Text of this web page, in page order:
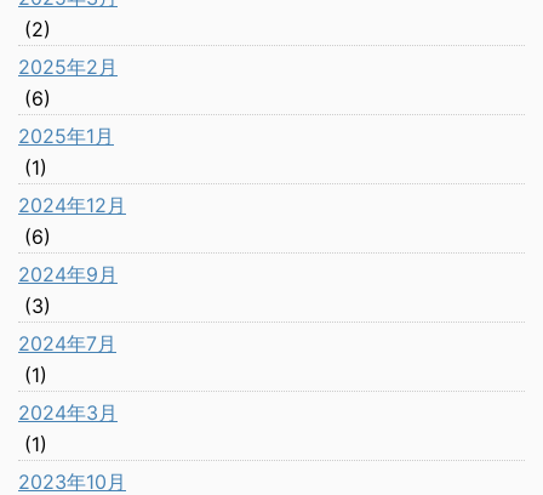
(2)
2025年2月
(6)
2025年1月
(1)
2024年12月
(6)
2024年9月
(3)
2024年7月
(1)
2024年3月
(1)
2023年10月